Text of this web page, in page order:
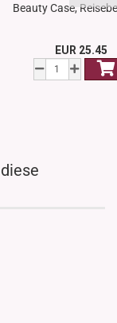
Beauty Case,
EUR 25.45